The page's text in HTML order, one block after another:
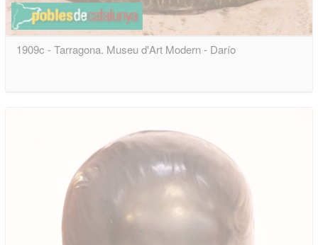
1909c - Tarragona. Museu d'Art Modern - Darío